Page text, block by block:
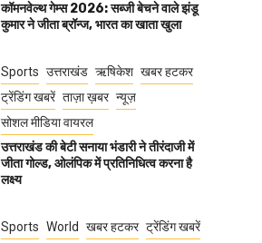
कॉमनवेल्थ गेम्स 2026: सब्जी बेचने वाले झंडू
कुमार ने जीता ब्रॉन्ज, भारत का खाता खुला
Sports उत्तराखंड ऋषिकेश खबर हटकर
ट्रेंडिंग खबरें ताज़ा ख़बर न्यूज़
सोशल मीडिया वायरल
उत्तराखंड की बेटी सनाया भंडारी ने तीरंदाजी में
जीता गोल्ड, ओलंपिक में प्रतिनिधित्व करना है
लक्ष्य
Sports World खबर हटकर ट्रेंडिंग खबरें